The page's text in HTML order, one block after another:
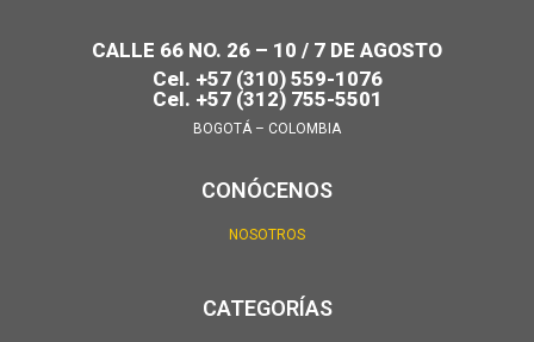
CALLE 66 NO. 26 – 10 / 7 DE AGOSTO
Cel. +57 (310) 559-1076
Cel. +57 (312) 755-5501
BOGOTÁ – COLOMBIA
CONÓCENOS
NOSOTROS
CATEGORÍAS